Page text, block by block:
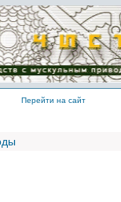
Перейти на сайт